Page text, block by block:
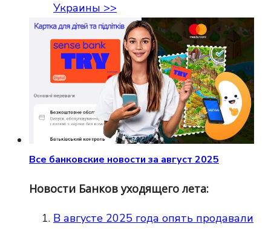
Украины >>
Все банковские новости за август 2025
Новости Банков уходящего лета:
В августе 2025 года опять продавали